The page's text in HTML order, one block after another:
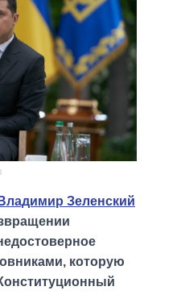
Владимир Зеленский
которую